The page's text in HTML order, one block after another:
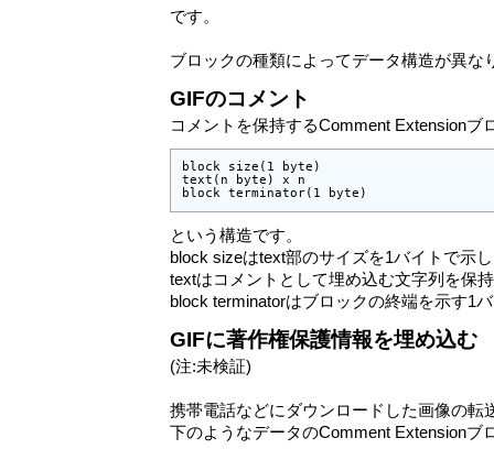
です。
ブロックの種類によってデータ構造が異な
GIFのコメント
コメントを保持するComment Extensionブ
block size(1 byte)
text(n byte) x n
block terminator(1 byte)
という構造です。
block sizeはtext部のサイズを1バイトで示
textはコメントとして埋め込む文字列を保
block terminatorはブロックの終端を示す1
GIFに著作権保護情報を埋め込む
(注:未検証)
携帯電話などにダウンロードした画像の転
下のようなデータのComment Extensionブ